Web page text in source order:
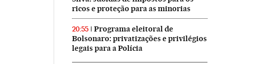
ricos e proteção para as minorias
20:55
Programa eleitoral de
Bolsonaro: privatizações e privilégios
legais para a Polícia